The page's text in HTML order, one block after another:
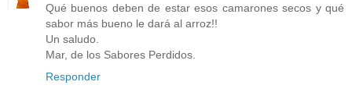
Qué buenos deben de estar esos camarones secos y qué
sabor más bueno le dará al arroz!!
Un saludo.
Mar, de los Sabores Perdidos.
Responder